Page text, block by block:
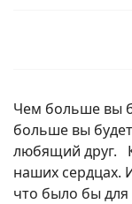
Чем больше вы
больше вы
любящий друг.
наших сердцах.
что было бы